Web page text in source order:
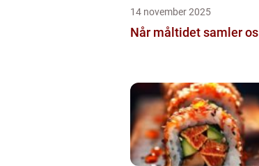
14 november 2025
Når måltidet samler os